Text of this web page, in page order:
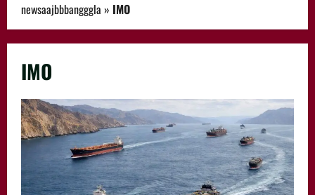
newsaajbbbangggla » IMO
IMO